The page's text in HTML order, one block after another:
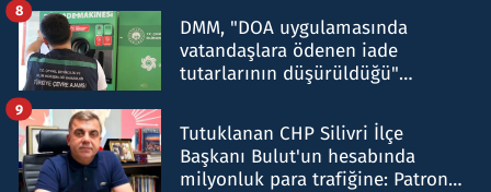
DMM, "DOA uygulamasında
vatandaşlara ödenen iade
tutarlarının düşürüldüğü"
8
Tutuklanan CHP Silivri İlçe
Başkanı Bulut'un hesabında
milyonluk para trafiğine: Patron
9